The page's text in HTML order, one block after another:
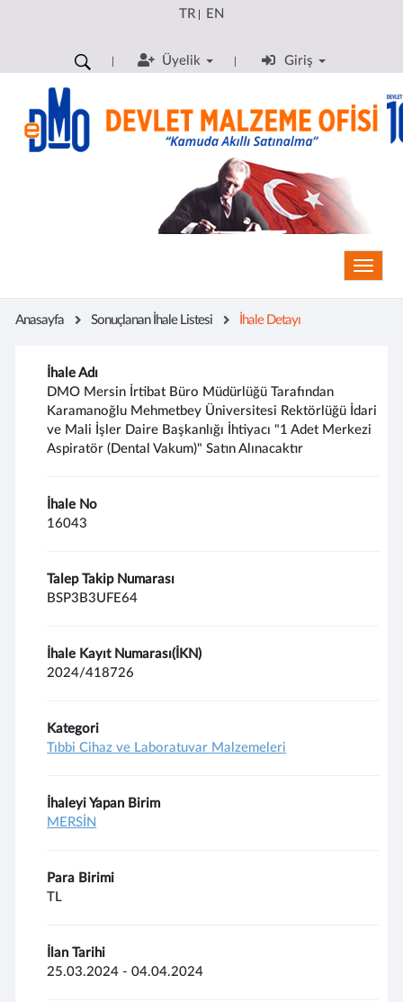
TR| EN
Üyelik Giriş
Anasayfa Sonuçlanan İhale Listesi İhale Detayı
İhale Adı
DMO Mersin İrtibat Büro Müdürlüğü Tarafından
Karamanoğlu Mehmetbey Üniversitesi Rektörlüğü İdari
ve Mali İşler Daire Başkanlığı İhtiyacı "1 Adet Merkezi
Aspiratör (Dental Vakum)" Satın Alınacaktır
İhale No
16043
Talep Takip Numarası
BSP3B3UFE64
İhale Kayıt Numarası(İKN)
2024/418726
Kategori
Tıbbi Cihaz ve Laboratuvar Malzemeleri
İhaleyi Yapan Birim
MERSİN
Para Birimi
TL
İlan Tarihi
25.03.2024 - 04.04.2024